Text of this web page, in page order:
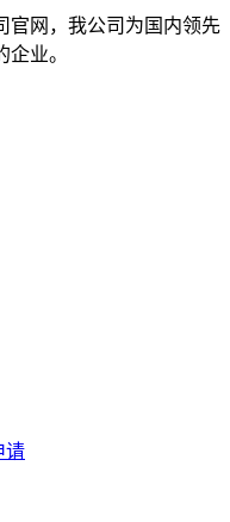
官网，我公司为国内领先
业。
请